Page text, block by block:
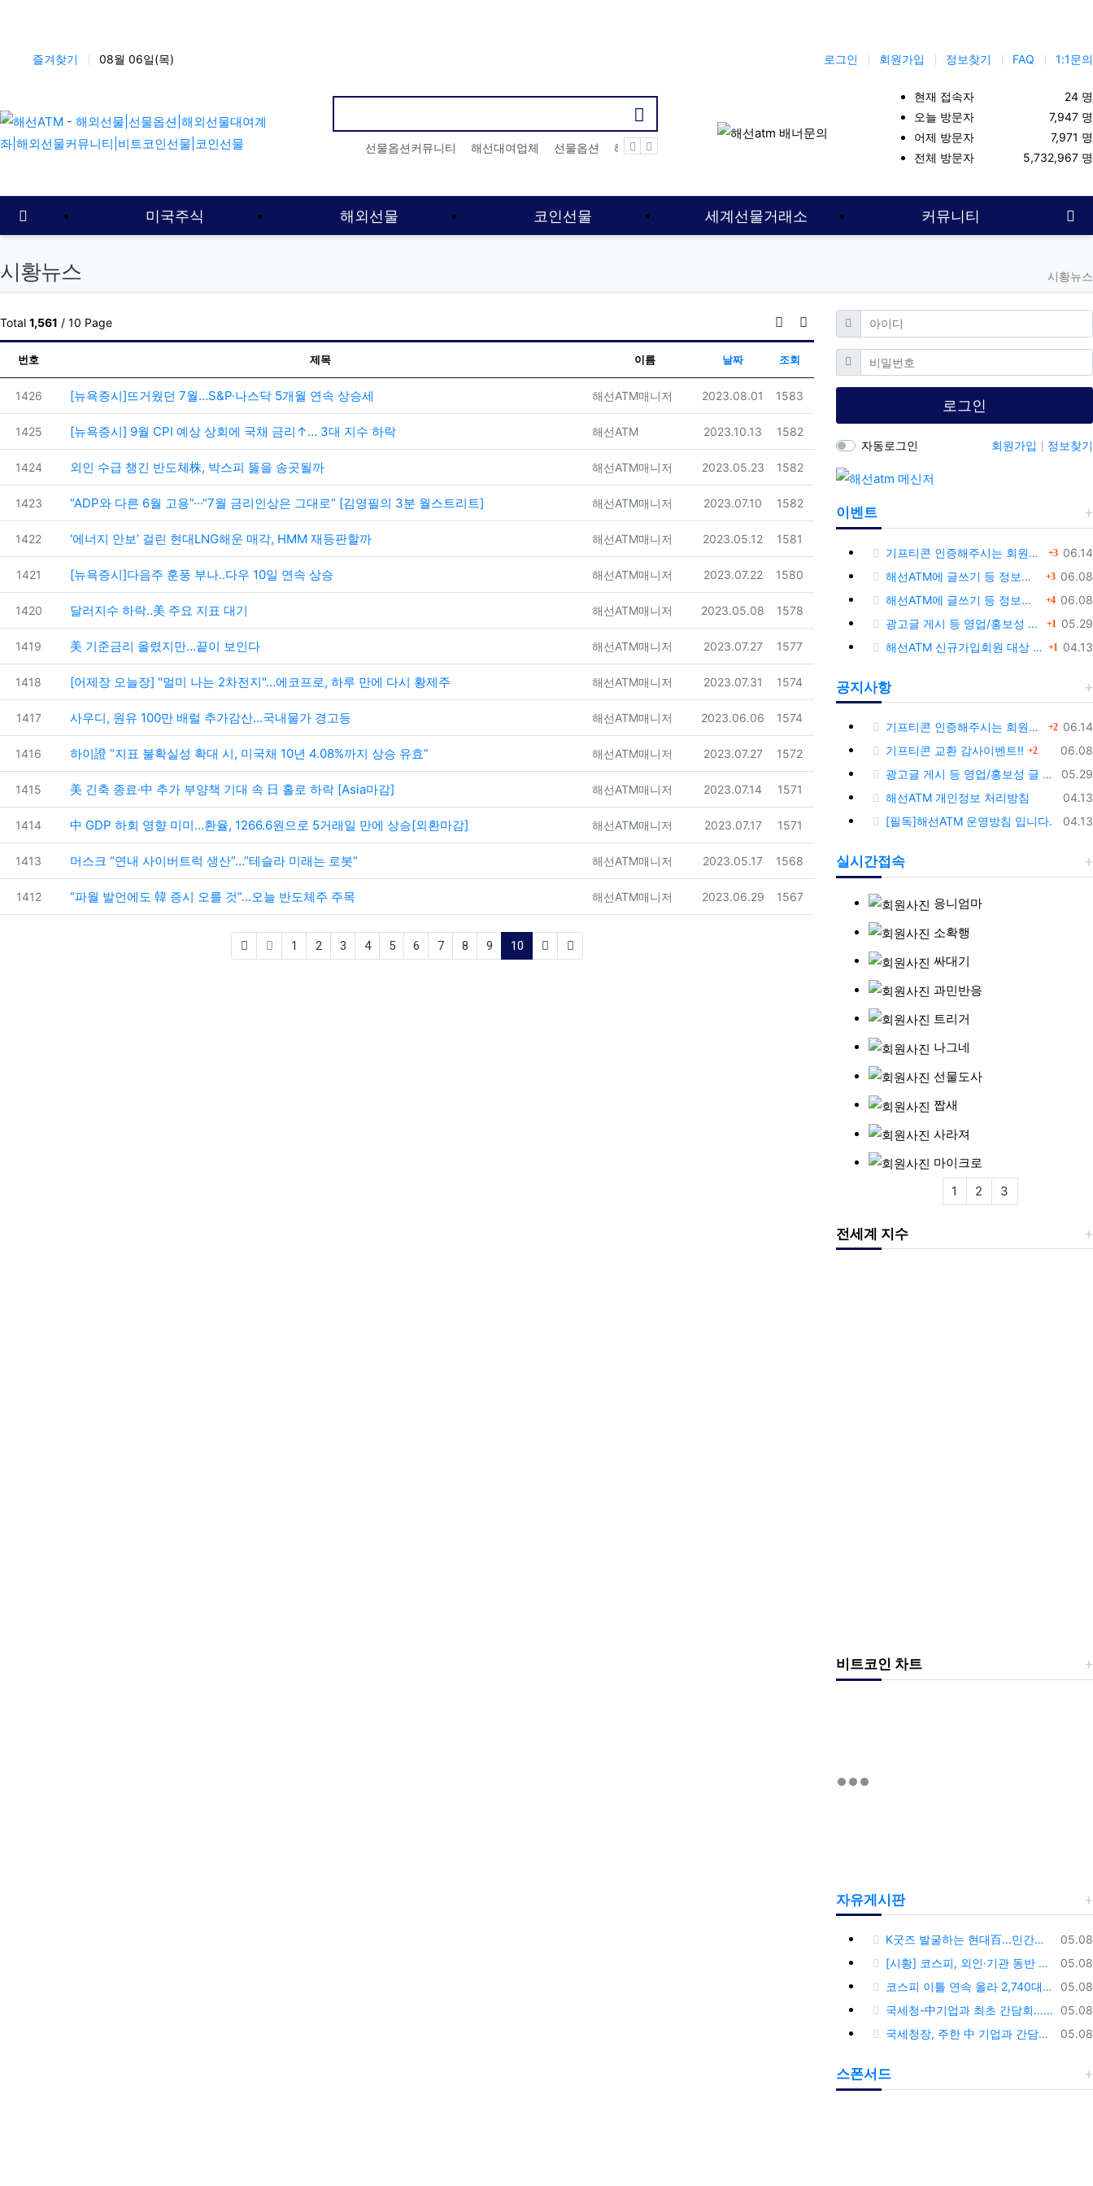
상단 네비
즐겨찾기 08월 06일(목) 로그인 회원가입 정보찾기 FAQ 1:1문의
인기검색어
선물옵션커뮤니티 해선대여업체 선물옵션 해외선물먹튀업체 코인선물 항셍 대여업
현재 접속자
24 명
오늘 방문자
7,947 명
어제 방문자
7,971 명
전체 방문자
5,732,967 명
메인 메뉴 미국주식 해외선물 코인선물 세계선물거래소 커뮤니티
홈으로
시황뉴스 시황뉴스
Total 1,561 / 10 Page
게시판 검색
조회순 정렬
번호 제목 이름 날짜 조회
번호
1426 [뉴욕증시]뜨거웠던 7월…S&P·나스닥 5개월 연속 상승세 등록자
해선ATM매니저 등록일
2023.08.01 조회
1583
번호
1425 [뉴욕증시] 9월 CPI 예상 상회에 국채 금리↑… 3대 지수 하락 등록자
해선ATM 등록일
2023.10.13 조회
1582
번호
1424 외인 수급 챙긴 반도체株, 박스피 뚫을 송곳될까 등록자
해선ATM매니저 등록일
2023.05.23 조회
1582
번호
1423 “ADP와 다른 6월 고용”···“7월 금리인상은 그대로” [김영필의 3분 월스트리트] 등록자
해선ATM매니저 등록일
2023.07.10 조회
1582
번호
1422 ‘에너지 안보’ 걸린 현대LNG해운 매각, HMM 재등판할까 등록자
해선ATM매니저 등록일
2023.05.12 조회
1581
번호
1421 [뉴욕증시]다음주 훈풍 부나..다우 10일 연속 상승 등록자
해선ATM매니저 등록일
2023.07.22 조회
1580
번호
1420 달러지수 하락..美 주요 지표 대기 등록자
해선ATM매니저 등록일
2023.05.08 조회
1578
번호
1419 美 기준금리 올렸지만...끝이 보인다 등록자
해선ATM매니저 등록일
2023.07.27 조회
1577
번호
1418 [어제장 오늘장] "멀미 나는 2차전지"…에코프로, 하루 만에 다시 황제주 등록자
해선ATM매니저 등록일
2023.07.31 조회
1574
번호
1417 사우디, 원유 100만 배럴 추가감산…국내물가 경고등 등록자
해선ATM매니저 등록일
2023.06.06 조회
1574
번호
1416 하이證 “지표 불확실성 확대 시, 미국채 10년 4.08%까지 상승 유효” 등록자
해선ATM매니저 등록일
2023.07.27 조회
1572
번호
1415 美 긴축 종료·中 추가 부양책 기대 속 日 홀로 하락 [Asia마감] 등록자
해선ATM매니저 등록일
2023.07.14 조회
1571
번호
1414 中 GDP 하회 영향 미미…환율, 1266.6원으로 5거래일 만에 상승[외환마감] 등록자
해선ATM매니저 등록일
2023.07.17 조회
1571
번호
1413 머스크 “연내 사이버트럭 생산”…”테슬라 미래는 로봇” 등록자
해선ATM매니저 등록일
2023.05.17 조회
1568
번호
1412 “파월 발언에도 韓 증시 오를 것”…오늘 반도체주 주목 등록자
해선ATM매니저 등록일
2023.06.29 조회
1567
1 2 3 4 5 6 7 8 9 10(current)
아이디 필수
비밀번호필수
로그인
자동로그인 회원가입 정보찾기
이벤트
등록
06.14
기프티콘 인증해주시는 회원님께 추가 포인트 쏩니다!! 3댓글
등록일
06.08
해선ATM에 글쓰기 등 정보공유글 남기고 기프티콘 받자! 3댓글
등록일
06.08
해선ATM에 글쓰기 등 정보공유글 남기고 기프티콘 받자! 4댓글
등록
05.29
광고글 게시 등 영업/홍보성 글 삭제 및 제제대상입니다. 1 댓글
등록
04.13
해선ATM 신규가입회원 대상 이벤트 안내 1 댓글
공지사항
등록
06.14
기프티콘 인증해주시는 회원님께 추가 포인트 쏩니다!! 2댓글
등록일
06.08
기프티콘 교환 감사이벤트!! 2댓글
등록
05.29
광고글 게시 등 영업/홍보성 글 삭제 및 제제대상입니다.
등록
04.13
해선ATM 개인정보 처리방침
등록
04.13
[필독]해선ATM 운영방침 입니다.
실시간접속
응니엄마
소확행
싸대기
과민반응
트리거
나그네
선물도사
짭새
사라져
마이크로
1
2 3
전세계 지수
비트코인 차트
자유게시판
등록일
05.08
K굿즈 발굴하는 현대百...민간기업 최초 ‘대한민국 관광공모전’ 후원
등록일
05.08
[시황] 코스피, 외인·기관 동반 매수에 연이틀 상승…2745.05 마감
등록일
05.08
코스피 이틀 연속 올라 2,740대 회복…코스닥은 강보합(종합)
등록일
05.08
국세청-中기업과 최초 간담회…외국기업 세제혜택 등 논의
등록일
05.08
국세청장, 주한 中 기업과 간담회…“차별없는 공정과세 약속”
스폰서드